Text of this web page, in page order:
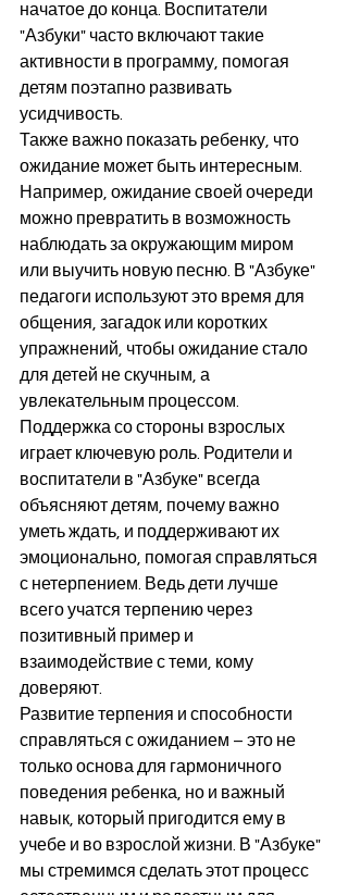
начатое до конца. Воспитатели
"Азбуки" часто включают такие
активности в программу, помогая
детям поэтапно развивать
усидчивость.
Также важно показать ребенку, что
ожидание может быть интересным.
Например, ожидание своей очереди
можно превратить в возможность
наблюдать за окружающим миром
или выучить новую песню. В "Азбуке"
педагоги используют это время для
общения, загадок или коротких
упражнений, чтобы ожидание стало
для детей не скучным, а
увлекательным процессом.
Поддержка со стороны взрослых
играет ключевую роль. Родители и
воспитатели в "Азбуке" всегда
объясняют детям, почему важно
уметь ждать, и поддерживают их
эмоционально, помогая справляться
с нетерпением. Ведь дети лучше
всего учатся терпению через
позитивный пример и
взаимодействие с теми, кому
доверяют.
Развитие терпения и способности
справляться с ожиданием – это не
только основа для гармоничного
поведения ребенка, но и важный
навык, который пригодится ему в
учебе и во взрослой жизни. В "Азбуке"
мы стремимся сделать этот процесс